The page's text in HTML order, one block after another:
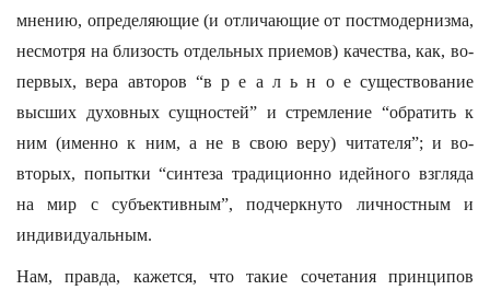
мнению, определяющие (и отличающие от постмодернизма,
несмотря на близость отдельных приемов) качества, как, во-
первых, вера авторов “в р е а л ь н о е существование
высших духовных сущностей” и стремление “обратить к
ним (именно к ним, а не в свою веру) читателя”; и во-
вторых, попытки “синтеза традиционно идейного взгляда
на мир с субъективным”, подчеркнуто личностным и
индивидуальным.
Нам, правда, кажется, что такие сочетания принципов